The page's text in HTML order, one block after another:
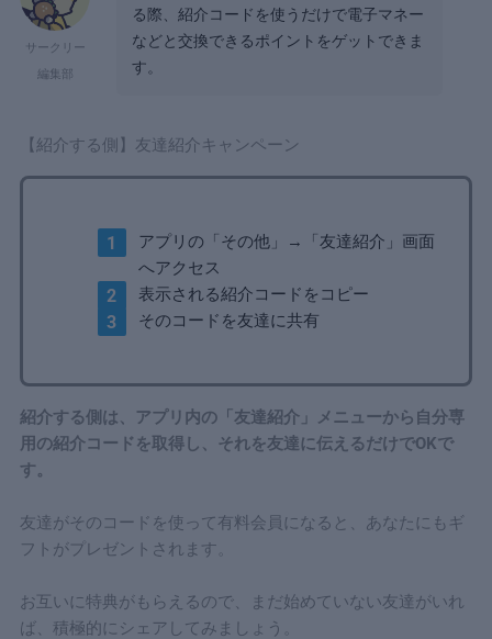
サークリー
編集部
る際、紹介コードを使うだけで電子マネー
などと交換できるポイントをゲットできま
す。
【紹介する側】友達紹介キャンペーン
アプリの「その他」→「友達紹介」画面
へアクセス
表示される紹介コードをコピー
そのコードを友達に共有
紹介する側は、アプリ内の「友達紹介」メニューから自分専
用の紹介コードを取得し、それを友達に伝えるだけでOKで
す。
友達がそのコードを使って有料会員になると、あなたにもギ
フトがプレゼントされます。
お互いに特典がもらえるので、まだ始めていない友達がいれ
ば、積極的にシェアしてみましょう。